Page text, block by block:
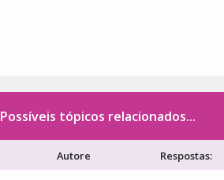
Possíveis tópicos relacionados...
Autore Respostas: